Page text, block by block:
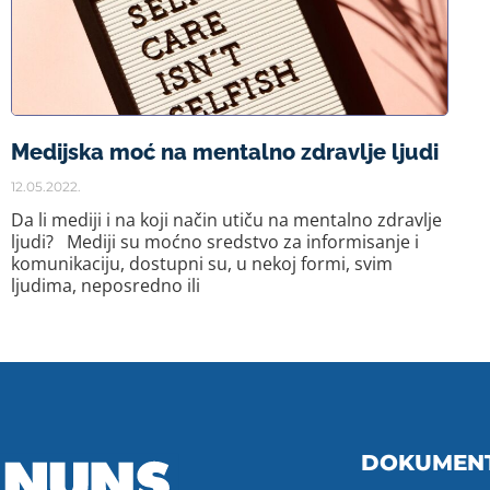
Medijska moć na mentalno zdravlje ljudi
12.05.2022.
Da li mediji i na koji način utiču na mentalno zdravlje
ljudi? Mediji su moćno sredstvo za informisanje i
komunikaciju, dostupni su, u nekoj formi, svim
ljudima, neposredno ili